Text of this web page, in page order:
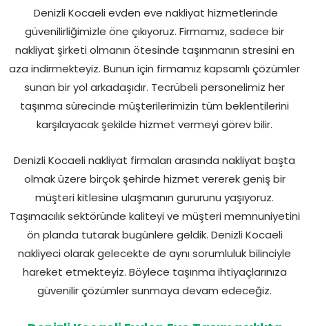
Denizli Kocaeli evden eve nakliyat hizmetlerinde
güvenilirliğimizle öne çıkıyoruz. Firmamız, sadece bir
nakliyat şirketi olmanın ötesinde taşınmanın stresini en
aza indirmekteyiz. Bunun için firmamız kapsamlı çözümler
sunan bir yol arkadaşıdır. Tecrübeli personelimiz her
taşınma sürecinde müşterilerimizin tüm beklentilerini
karşılayacak şekilde hizmet vermeyi görev bilir.
Denizli Kocaeli nakliyat firmaları arasında nakliyat başta
olmak üzere birçok şehirde hizmet vererek geniş bir
müşteri kitlesine ulaşmanın gururunu yaşıyoruz.
Taşımacılık sektöründe kaliteyi ve müşteri memnuniyetini
ön planda tutarak bugünlere geldik. Denizli Kocaeli
nakliyeci olarak gelecekte de aynı sorumluluk bilinciyle
hareket etmekteyiz. Böylece taşınma ihtiyaçlarınıza
güvenilir çözümler sunmaya devam edeceğiz.